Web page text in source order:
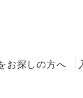
お探しの方へ